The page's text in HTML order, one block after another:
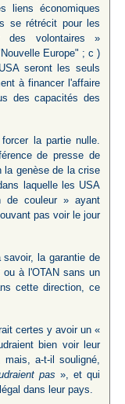
liens économiques
se rétrécit pour les
des volontaires »
Europe" ; c )
seront les seuls
à financer l'affaire
des capacités des
la partie nulle.
de presse de
la genèse de la crise
laquelle les USA
de couleur » ayant
pas voir le jour
la garantie de
ou à l'OTAN sans un
cette direction, ce
certes y avoir un «
bien voir leur
mais, a-t-il souligné,
pas », et qui
dans leur pays.